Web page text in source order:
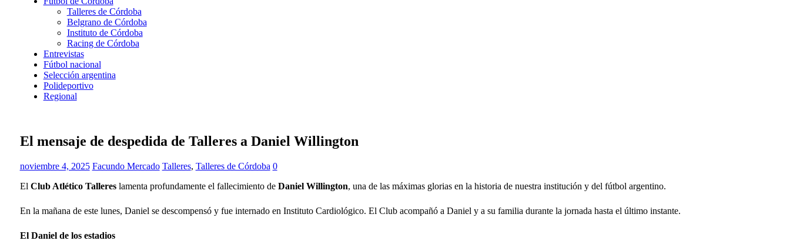
Talleres de Córdoba
Belgrano de Córdoba
Instituto de Córdoba
Racing de Córdoba
Entrevistas
Fútbol nacional
Selección argentina
Polideportivo
Regional
El mensaje de despedida de Talleres a Daniel Willington
noviembre 4, 2025 Facundo Mercado Talleres, Talleres de Córdoba 0
El Club Atlético Tallereslamenta profundamente el fallecimiento deDaniel Willington, una de las máximas glorias en la historia de nuestra institución y del fútbol argentino.
En la mañana de este lunes, Daniel se descompensó y fue internado en Instituto Cardiológico. El Club acompañó a Daniel y a su familia durante la jornada hasta el último instante.
El Daniel de los estadios